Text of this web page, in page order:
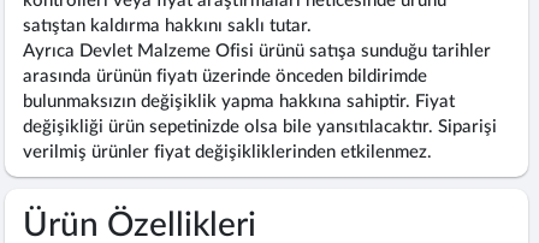
satıştan kaldırma hakkını saklı tutar.
Ayrıca Devlet Malzeme Ofisi ürünü satışa sunduğu tarihler
arasında ürünün fiyatı üzerinde önceden bildirimde
bulunmaksızın değişiklik yapma hakkına sahiptir. Fiyat
değişikliği ürün sepetinizde olsa bile yansıtılacaktır. Siparişi
verilmiş ürünler fiyat değişikliklerinden etkilenmez.
Ürün Özellikleri